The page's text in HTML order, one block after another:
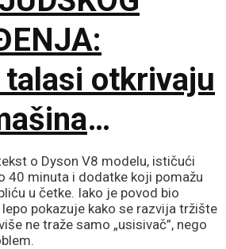
otkrivaju
o Dyson V8 modelu, ističući
40 minuta i dodatke koji pomažu
u četke. Iako je povod bio
pokazuje kako se razvija tržište
ne traže samo „usisivač”, nego